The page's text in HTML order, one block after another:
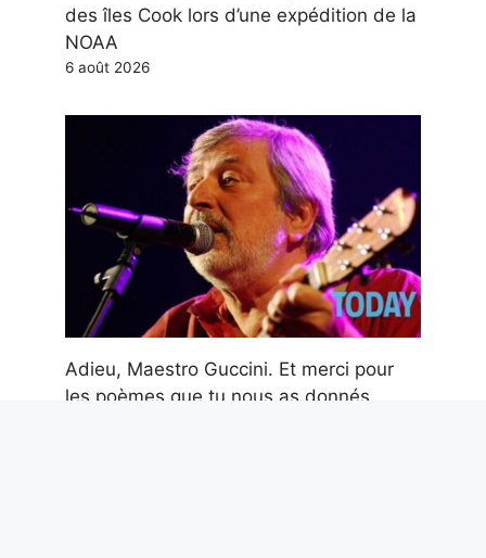
des îles Cook lors d’une expédition de la
NOAA
6 août 2026
Adieu, Maestro Guccini. Et merci pour
les poèmes que tu nous as donnés